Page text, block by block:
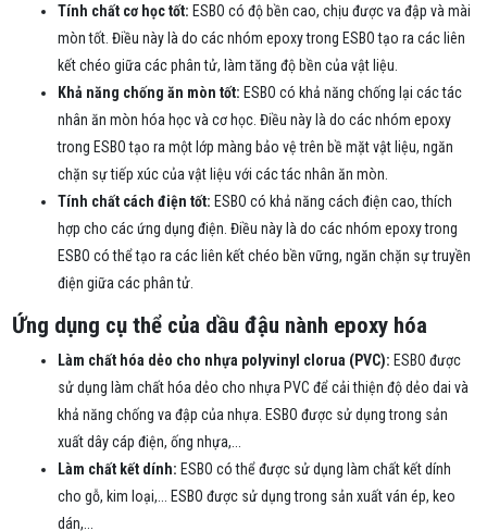
Tính chất cơ học tốt: ESBO có độ bền cao, chịu được va đập và mài
mòn tốt. Điều này là do các nhóm epoxy trong ESBO tạo ra các liên
kết chéo giữa các phân tử, làm tăng độ bền của vật liệu.
Khả năng chống ăn mòn tốt: ESBO có khả năng chống lại các tác
nhân ăn mòn hóa học và cơ học. Điều này là do các nhóm epoxy
trong ESBO tạo ra một lớp màng bảo vệ trên bề mặt vật liệu, ngăn
chặn sự tiếp xúc của vật liệu với các tác nhân ăn mòn.
Tính chất cách điện tốt: ESBO có khả năng cách điện cao, thích
hợp cho các ứng dụng điện. Điều này là do các nhóm epoxy trong
ESBO có thể tạo ra các liên kết chéo bền vững, ngăn chặn sự truyền
điện giữa các phân tử.
Ứng dụng cụ thể của dầu đậu nành epoxy hóa
Làm chất hóa dẻo cho nhựa polyvinyl clorua (PVC): ESBO được
sử dụng làm chất hóa dẻo cho nhựa PVC để cải thiện độ dẻo dai và
khả năng chống va đập của nhựa. ESBO được sử dụng trong sản
xuất dây cáp điện, ống nhựa,...
Làm chất kết dính: ESBO có thể được sử dụng làm chất kết dính
cho gỗ, kim loại,... ESBO được sử dụng trong sản xuất ván ép, keo
dán,...